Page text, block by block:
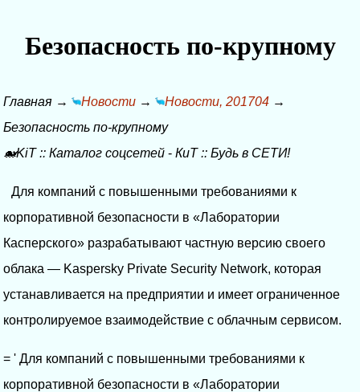
Безопасность по-крупному
Главная → Новости → Новости, 201704 →
Безопасность по-крупному
🐋KiT:: Каталог соцсетей - КиТ:: Будь в СЕТИ!
Для компаний с повышенными требованиями к
корпоративной безопасности в «Лаборатории
Касперского» разрабатывают частную версию своего
облака — Kaspersky Private Security Network, которая
устанавливается на предприятии и имеет ограниченное
контролируемое взаимодействие с облачным сервисом.
= ' Для компаний с повышенными требованиями к
корпоративной безопасности в «Лаборатории